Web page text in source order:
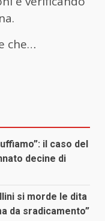
che…
il caso del
decine di
si morde le dita
da sradicamento”